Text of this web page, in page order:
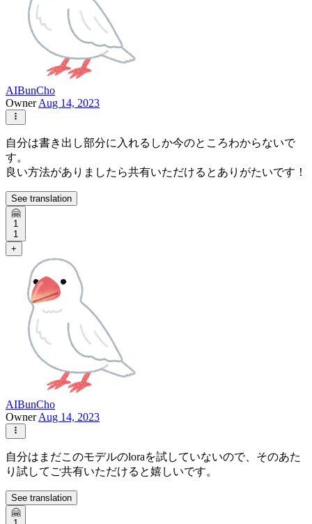
AIBunCho
OwnerAug 14, 2023
自分は書き出し部分に入れるしか今のところわからないで
す。
良い方法がありましたら共有いただけるとありがたいです！
See translation
🤗
1
1
+
AIBunCho
OwnerAug 14, 2023
自分はまだこのモデルのloraを試していないので、そのあた
り試してご共有いただけると嬉しいです。
See translation
🤗